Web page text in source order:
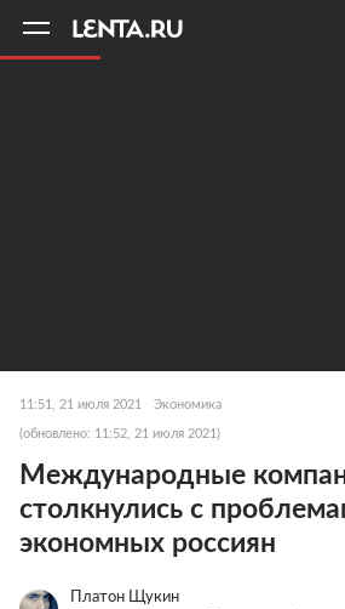
11:51, 21 июля 2021 Экономика
(обновлено: 11:52, 21 июля 2021)
Международные
столкнулись с
экономных россиян
Платон Щукин